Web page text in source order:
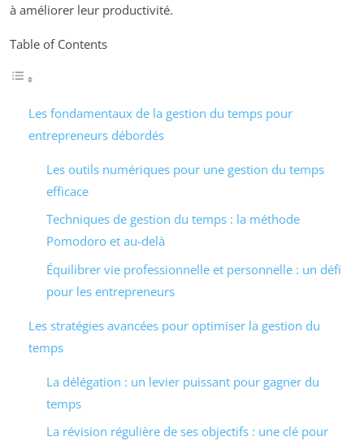
à améliorer leur productivité.
Table of Contents
Les fondamentaux de la gestion du temps pour
entrepreneurs débordés
Les outils numériques pour une gestion du temps
efficace
Techniques de gestion du temps : la méthode
Pomodoro et au-delà
Équilibrer vie professionnelle et personnelle : un défi
pour les entrepreneurs
Les stratégies avancées pour optimiser la gestion du
temps
La délégation : un levier puissant pour gagner du
temps
La révision régulière de ses objectifs : une clé pour